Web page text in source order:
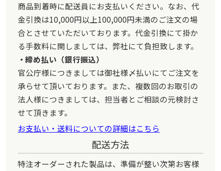
商品到着時に配送員にお支払いください。なお、代
金引換は10,000円以上100,000円未満のご注文の場
合とさせていただいております。代金引換にて掛か
る手数料に関しましては、弊社にて負担致します。
締め払い（銀行振込）
官公庁様につきましては御社様〆払いにてご注文を
承らせて頂いております。また、複数回のお取引の
法人様につきましては、担当者とご相談の元検討さ
せて頂きます。
お支払い・送料についての詳細はこちら
配送方法
特注オーダーされた製品は、準備が整い次第お客様